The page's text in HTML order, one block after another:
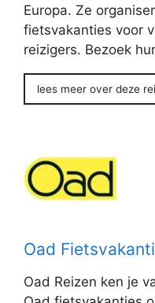
Europa. Ze
fietsvakanties voor
reizigers. Bezoek
lees meer over deze
Oad
Oad Reizen ken je